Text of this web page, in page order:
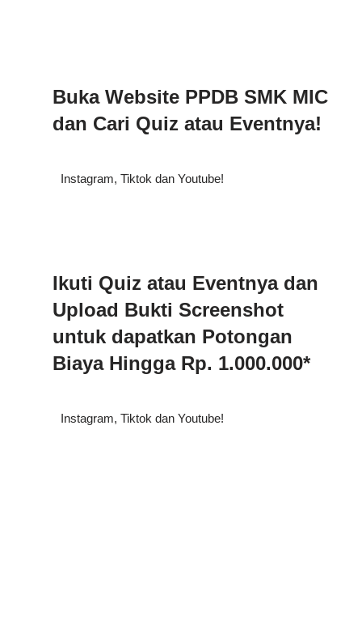
Buka Website PPDB SMK MIC
dan Cari Quiz atau Eventnya!
Instagram, Tiktok dan Youtube!
Ikuti Quiz atau Eventnya dan
Upload Bukti Screenshot
untuk dapatkan Potongan
Biaya Hingga Rp. 1.000.000*
Instagram, Tiktok dan Youtube!